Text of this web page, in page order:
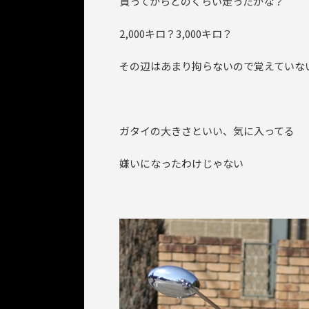
2,000キロ？3,000キロ？
その辺はあまり拘らないので覚えていな
ガタイの大きさといい、気に入ってる
嫌いになったわけじゃない